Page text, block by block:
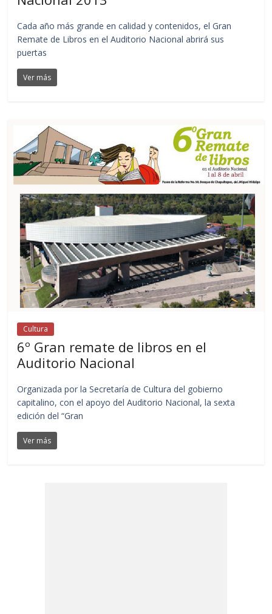
Cada año más grande en calidad y contenidos, el Gran
Remate de Libros en el Auditorio Nacional abrirá sus
puertas
Ver más
Cultura
6º Gran remate de libros en el
Auditorio Nacional
Organizada por la Secretaría de Cultura del gobierno
capitalino, con el apoyo del Auditorio Nacional, la sexta
edición del “Gran
Ver más